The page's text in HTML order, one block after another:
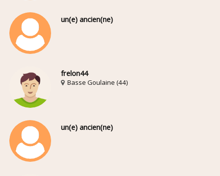
un(e) ancien(ne)
frelon44
Basse Goulaine (44)
un(e) ancien(ne)